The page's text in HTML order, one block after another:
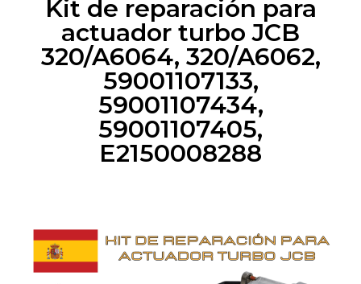
Kit de reparación para
actuador turbo JCB
320/A6064, 320/A6062,
59001107133,
59001107434,
59001107405,
E2150008288